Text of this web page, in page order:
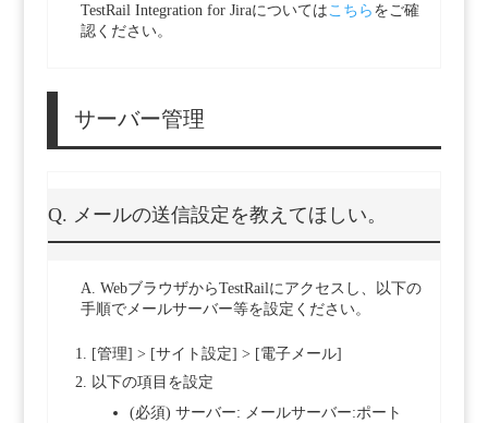
TestRail Integration for Jiraについてはこちら をご確
認ください。
サーバー管理
Q. メールの送信設定を教えてほしい。
A. WebブラウザからTestRailにアクセスし、以下の
手順でメールサーバー等を設定ください。
[管理] > [サイト設定] > [電子メール]
以下の項目を設定
(必須) サーバー: メールサーバー:ポート